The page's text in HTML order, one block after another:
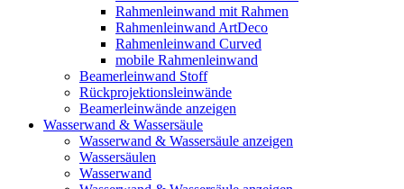
Rahmenleinwand mit Rahmen
Rahmenleinwand ArtDeco
Rahmenleinwand Curved
mobile Rahmenleinwand
Beamerleinwand Stoff
Rückprojektionsleinwände
Beamerleinwände anzeigen
Wasserwand & Wassersäule
Wasserwand & Wassersäule anzeigen
Wassersäulen
Wasserwand